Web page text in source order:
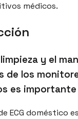
médicos.
y el
de los
es importante
ECG doméstico